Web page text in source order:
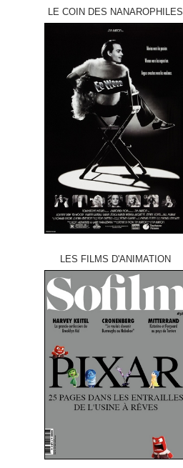
LE COIN DES NANAROPHILES
LES FILMS D'ANIMATION